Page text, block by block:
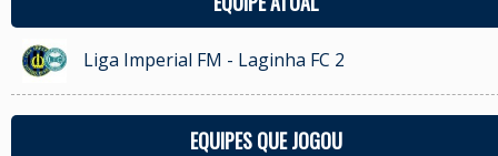
Liga Imperial FM - Laginha FC 2
EQUIPES QUE JOGOU